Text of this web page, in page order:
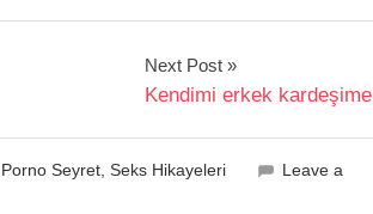
Next Post
Kendimi erkek kardeşime
Porno Seyret, Seks Hikayeleri
Leave a